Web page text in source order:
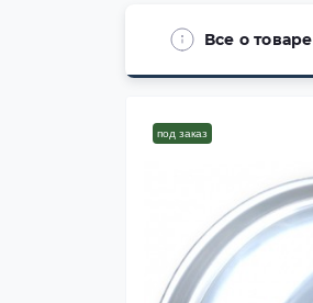
Все о товаре
под заказ